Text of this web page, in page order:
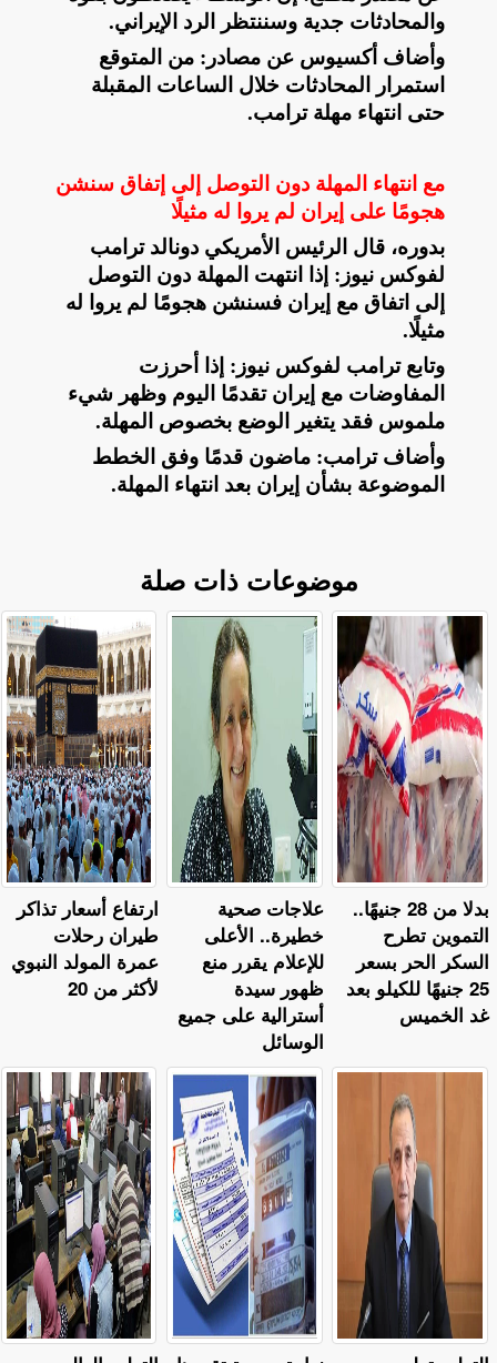
والمحادثات جدية وسننتظر الرد الإيراني.
وأضاف أكسيوس عن مصادر: من المتوقع
استمرار المحادثات خلال الساعات المقبلة
حتى انتهاء مهلة ترامب.
مع انتهاء المهلة دون التوصل إلى إتفاق سنشن
هجومًا على إيران لم يروا له مثيلًا
بدوره، قال الرئيس الأمريكي دونالد ترامب
لفوكس نيوز: إذا انتهت المهلة دون التوصل
إلى اتفاق مع إيران فسنشن هجومًا لم يروا له
مثيلًا.
وتابع ترامب لفوكس نيوز: إذا أحرزت
المفاوضات مع إيران تقدمًا اليوم وظهر شيء
ملموس فقد يتغير الوضع بخصوص المهلة.
وأضاف ترامب: ماضون قدمًا وفق الخطط
الموضوعة بشأن إيران بعد انتهاء المهلة.
موضوعات ذات صلة
ارتفاع أسعار تذاكر
طيران رحلات
عمرة المولد النبوي
لأكثر من 20
علاجات صحية
خطيرة.. الأعلى
للإعلام يقرر منع
ظهور سيدة
أسترالية على جميع
الوسائل
بدلا من 28 جنيهًا..
التموين تطرح
السكر الحر بسعر
25 جنيهًا للكيلو بعد
غد الخميس